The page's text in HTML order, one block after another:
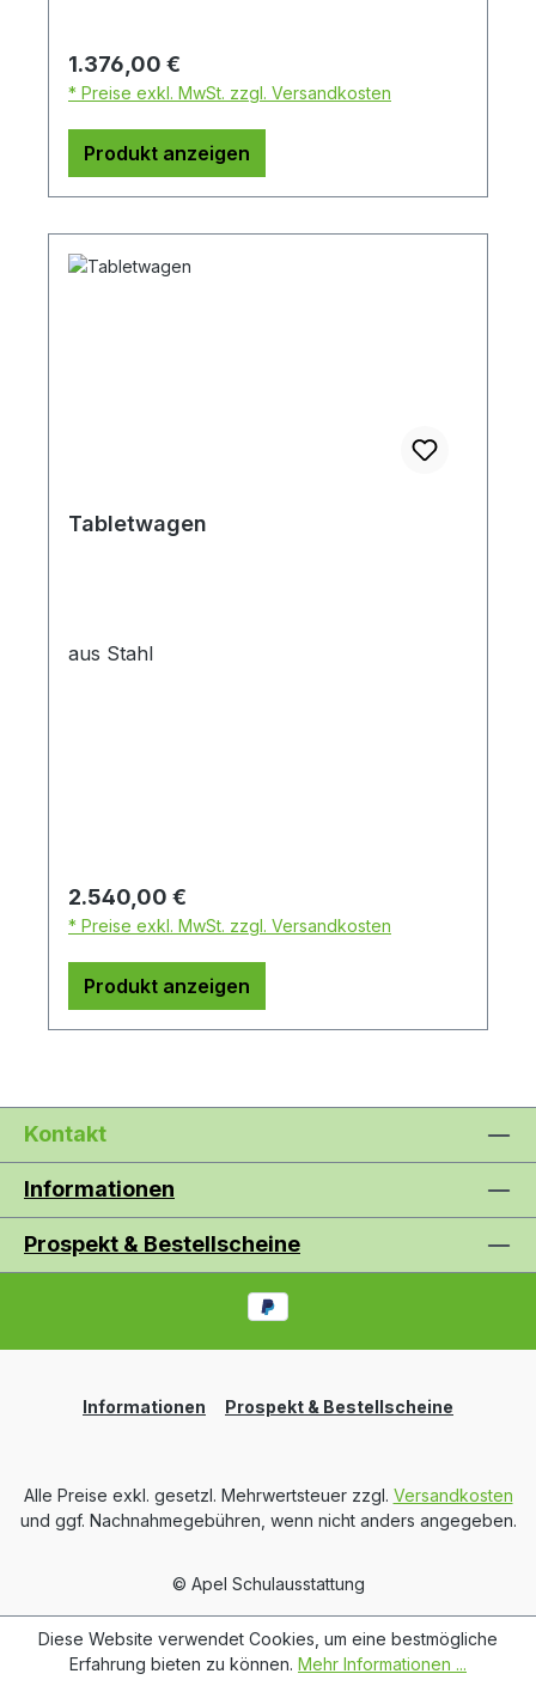
Regulärer Preis:
1.376,00 €
* Preise exkl. MwSt. zzgl. Versandkosten
Produkt anzeigen
Tabletwagen
aus Stahl
Regulärer Preis:
2.540,00 €
* Preise exkl. MwSt. zzgl. Versandkosten
Produkt anzeigen
Kontakt
Informationen
Prospekt & Bestellscheine
Informationen Prospekt & Bestellscheine
Alle Preise exkl. gesetzl. Mehrwertsteuer zzgl. Versandkosten
und ggf. Nachnahmegebühren, wenn nicht anders angegeben.
© Apel Schulausstattung
Diese Website verwendet Cookies, um eine bestmögliche
Erfahrung bieten zu können. Mehr Informationen ...